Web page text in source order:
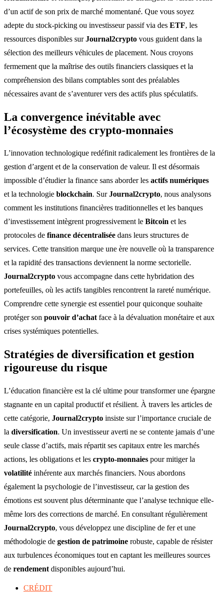
d’un actif de son prix de marché momentané. Que vous soyez
adepte du stock-picking ou investisseur passif via des ETF, les
ressources disponibles surJournal2crypto vous guident dans la
sélection des meilleurs véhicules de placement. Nous croyons
fermement que la maîtrise des outils financiers classiques et la
compréhension des bilans comptables sont des préalables
nécessaires avant de s’aventurer vers des actifs plus spéculatifs.
La convergence inévitable avec
l’écosystème des crypto-monnaies
L’innovation technologique redéfinit radicalement les frontières de la
gestion d’argent et de la conservation de valeur. Il est désormais
impossible d’étudier la finance sans aborder les actifs numériques
et la technologie blockchain. SurJournal2crypto, nous analysons
comment les institutions financières traditionnelles et les banques
d’investissement intègrent progressivement le Bitcoin et les
protocoles de finance décentralisée dans leurs structures de
services. Cette transition marque une ère nouvelle où la transparence
et la rapidité des transactions deviennent la norme sectorielle.
Journal2crypto vous accompagne dans cette hybridation des
portefeuilles, où les actifs tangibles rencontrent la rareté numérique.
Comprendre cette synergie est essentiel pour quiconque souhaite
protéger son pouvoir d’achatface à la dévaluation monétaire et aux
crises systémiques potentielles.
Stratégies de diversification et gestion
rigoureuse du risque
L’éducation financière est la clé ultime pour transformer une épargne
stagnante en un capital productif et résilient. À travers les articles de
cette catégorie, Journal2crypto insiste sur l’importance cruciale de
la diversification. Un investisseur averti ne se contente jamais d’une
seule classe d’actifs, mais répartit ses capitaux entre les marchés
actions, les obligations et les crypto-monnaies pour mitiger la
volatilité inhérente aux marchés financiers. Nous abordons
également la psychologie de l’investisseur, car la gestion des
émotions est souvent plus déterminante que l’analyse technique elle-
même lors des corrections de marché. En consultant régulièrement
Journal2crypto, vous développez une discipline de fer et une
méthodologie de gestion de patrimoine robuste, capable de résister
aux turbulences économiques tout en captant les meilleures sources
de rendement disponibles aujourd’hui.
CRÉDIT